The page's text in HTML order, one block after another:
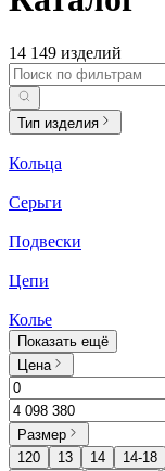
14 149 изделий
Тип изделия
Кольца
Серьги
Подвески
Цепи
Колье
Показать ещё
Цена
Размер
120
13 14 14-18